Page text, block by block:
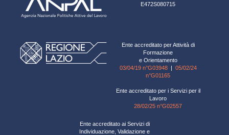
E472S080715
Ente accreditato per Attività di
Formazione
e Orientamento
03/04/19 n°G03948| 05/02/24
n°G01165
Ente accreditato per i Servizi per il
Lavoro
28/02/25 n°G02557
Ente accreditato ai Servizi di
Individuazione, Validazione e